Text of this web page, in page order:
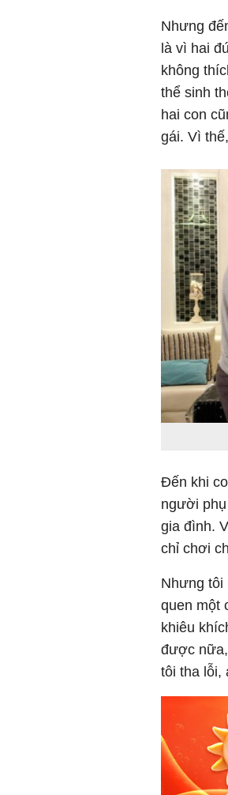
Nhưng
là vì hai
không
thể sinh
hai con
gái. Vì
Đến khi
người
gia đình.
chỉ chơi
Nhưng tôi
quen một
khiêu
được nữa,
tôi tha lỗi,